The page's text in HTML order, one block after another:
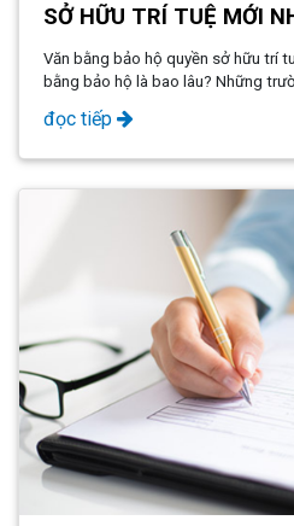
SỞ HỮU TRÍ TUỆ MỚI
Văn bằng bảo hộ quyền sở hữu trí
bằng bảo hộ là bao lâu? Những
gia hạn hiệu lực văn bằng bảo hộ
định của pháp luật.
đọc tiếp